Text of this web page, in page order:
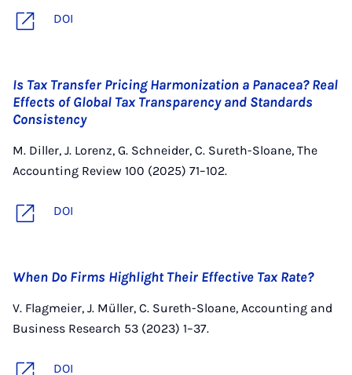
DOI
Is Tax Transfer Pricing Harmonization a Panacea? Real
Effects of Global Tax Transparency and Standards
Consistency
M. Diller, J. Lorenz, G. Schneider, C. Sureth-Sloane, The
Accounting Review 100 (2025) 71–102.
DOI
When Do Firms Highlight Their Effective Tax Rate?
V. Flagmeier, J. Müller, C. Sureth-Sloane, Accounting and
Business Research 53 (2023) 1–37.
DOI